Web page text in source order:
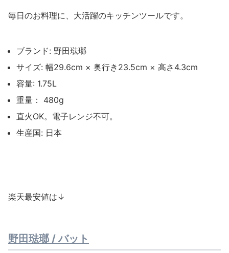
毎日のお料理に、大活躍のキッチンツールです。
ブランド: 野田琺瑯
サイズ: 幅29.6cm × 奥行き23.5cm × 高さ4.3cm
容量: 1.75L
重量： 480g
直火OK。電子レンジ不可。
生産国: 日本
楽天最安値は↓
野田琺瑯 / バット